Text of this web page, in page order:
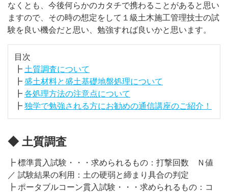
なくとも、今後何らかのカタチで携わることがあると思い
ますので、その時の想定をして１級土木施工管理技士の試
験を良い機会だと思い、勉強すれば良いかと思います。
目次
┣ 土質調査について
┣ 盛土材料と盛土基礎地盤処理について
┣ 各処理方法の注意点について
┣ 独学で勉強される方にお勧めの通信講座のご紹介！
◆ 土質調査
┣ 標準貫入試験・・・求められるもの：打撃回数 Ｎ値
／ 試験結果の利用：土の硬弱と締まり具合の判定
┣ ポータブルコーン貫入試験・・・求められるもの：コ